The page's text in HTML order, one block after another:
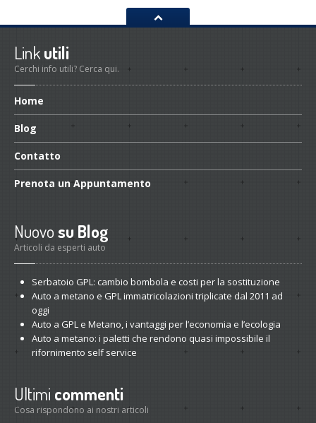
Linkutili
Cerchi info utili? Cerca qui.
Home
Blog
Contatto
Prenota un Appuntamento
Nuovosu Blog
Articoli da esperti auto
Serbatoio GPL: cambio bombola e costi per la sostituzione
Auto a metano e GPL immatricolazioni triplicate dal 2011 ad
oggi
Auto a GPL e Metano, i vantaggi per l’economia e l’ecologia
Auto a metano: i paletti che rendono quasi impossibile il
rifornimento self service
Ultimi commenti
Cosa rispondono ai nostri articoli